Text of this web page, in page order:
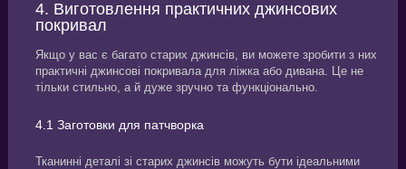
4. Виготовлення практичних джинсових
покривал
Якщо у вас є багато старих джинсів, ви можете зробити з них
практичні джинсові покривала для ліжка або дивана. Це не
тільки стильно, а й дуже зручно та функціонально.
4.1 Заготовки для патчворка
Тканинні деталі зі старих джинсів можуть бути ідеальними